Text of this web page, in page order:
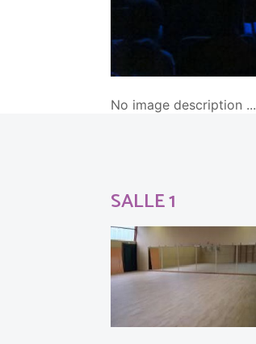
No image description ...
SALLE 1